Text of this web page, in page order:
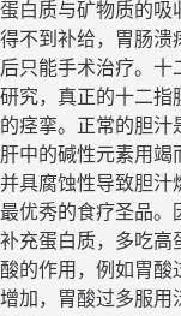
蛋白质与矿物质的吸
得不到补给，胃肠溃
后只能手术治疗。十
研究，真正的十二指
的痉挛。正常的胆汁
肝中的碱性元素用竭
并具腐蚀性导致胆汁
最优秀的食疗圣品。
补充蛋白质，多吃高
酸的作用，例如胃酸
增加，胃酸过多服用